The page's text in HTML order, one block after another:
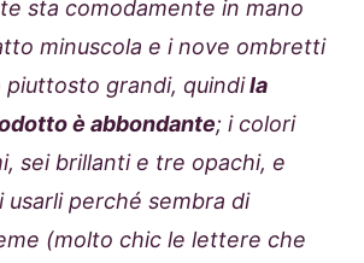
sta comodamente in mano
minuscola e i nove ombretti
piuttosto grandi, quindila
è abbondante; i colori
sei brillanti e tre opachi, e
usarli perché sembra di
(molto chic le lettere che